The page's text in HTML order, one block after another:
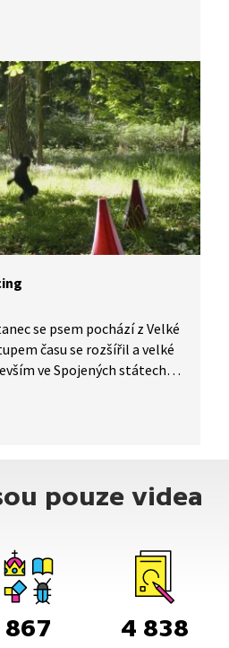
se psem pochází z Velké
času se rozšířil a velké
ve Spojených státech. U
stylu (který se zakládá
společně taneční pár.
pouze videa
867 4 838